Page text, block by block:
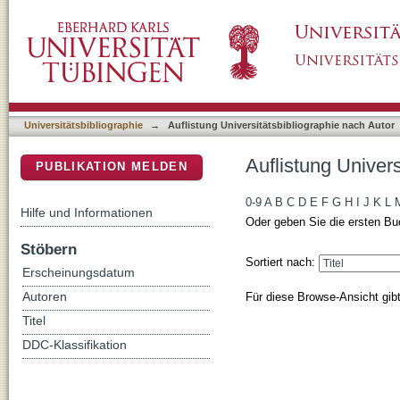
Universitätsbibliographie → Auflistung Universitätsbibliographie nach Autor
Auflistung
0-9 A B C D E F G H J K L
Oder geben Sie die ersten
Sortiert nach:
Für diese Browse-Ansicht
PUBLIKATION MELDEN
Hilfe und Informationen
Stöbern
Erscheinungsdatum
Autoren
Titel
DDC-Klassifikation